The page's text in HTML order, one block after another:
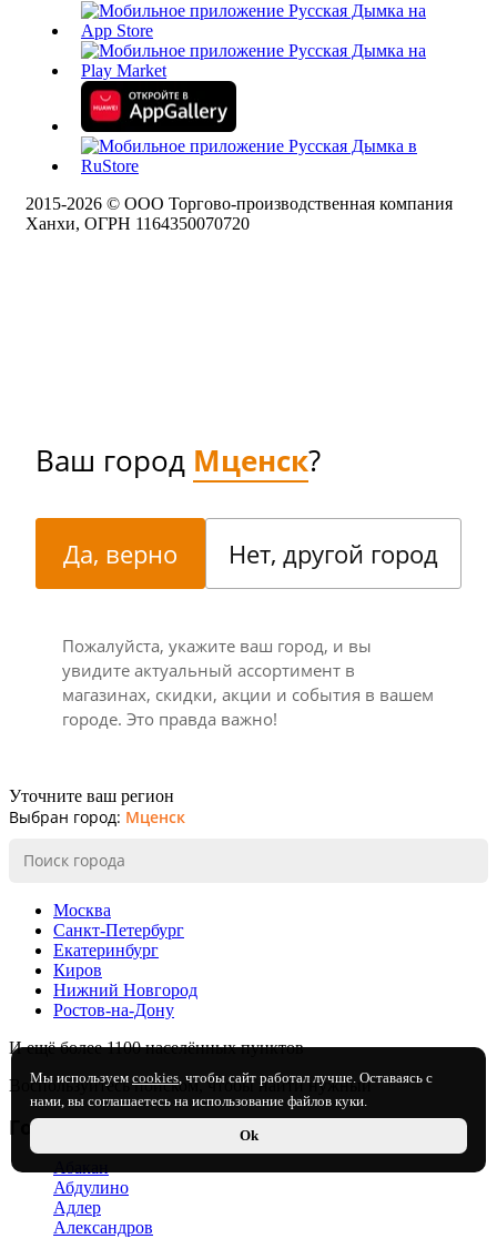
Мы используем cookies, чтобы сайт работал лучше. Оставаясь с
нами, вы соглашаетесь на использование файлов куки.
Ok
2015-2026 © ООО Торгово-производственная компания
Ханхи, ОГРН 1164350070720
Ваш город Мценск?
Да, верно Нет, другой город
Пожалуйста, укажите ваш город, и вы
увидите актуальный ассортимент в
магазинах, скидки, акции и события в вашем
городе. Это правда важно!
Уточните ваш регион
Выбран город: Мценск
Москва
Санкт-Петербург
Екатеринбург
Киров
Нижний Новгород
Ростов-на-Дону
И ещё более 1100 населённых пунктов
Воспользуйтесь поиском, чтобы найти нужный
Города с магазинами:
Абдулино
Адлер
Александров